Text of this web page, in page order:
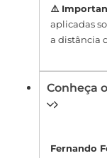
⚠️
aplicadas
a distância
Conheça
Fernando